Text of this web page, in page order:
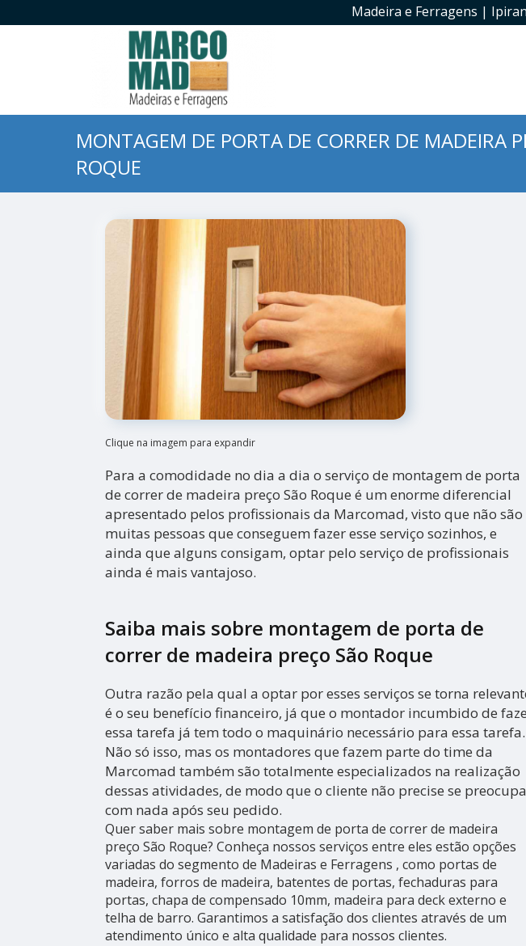
Madeira e Ferragens |
MONTAGEM DE PORTA DE CORRER DE MADEIRA
ROQUE
Clique na imagem para expandir
Para a comodidade no dia a dia o serviço de montagem de porta
de correr de madeira preço São Roque é um enorme diferencial
apresentado pelos profissionais da Marcomad, visto que não são
muitas pessoas que conseguem fazer esse serviço sozinhos, e
ainda que alguns consigam, optar pelo serviço de profissionais
ainda é mais vantajoso.
Saiba mais sobre montagem de porta de
correr de madeira preço São Roque
Outra razão pela qual a optar por esses serviços se torna
é o seu benefício financeiro, já que o montador incumbido de
essa tarefa já tem todo o maquinário necessário para essa tarefa.
Não só isso, mas os montadores que fazem parte do time da
Marcomad também são totalmente especializados na realização
dessas atividades, de modo que o cliente não precise se
com nada após seu pedido.
Quer saber mais sobre montagem de porta de correr de madeira
preço São Roque? Conheça nossos serviços entre eles estão opções
variadas do segmento de Madeiras e Ferragens , como portas de
madeira, forros de madeira, batentes de portas, fechaduras para
portas, chapa de compensado 10mm, madeira para deck externo e
telha de barro. Garantimos a satisfação dos clientes através de um
atendimento único e alta qualidade para nossos clientes.